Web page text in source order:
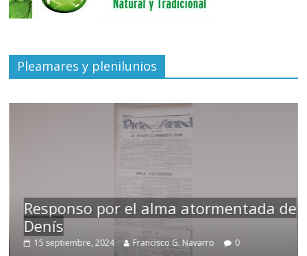
Pleamares y plenilunios
por el alma atormentada de
2024 Francisco G. Navarro 0